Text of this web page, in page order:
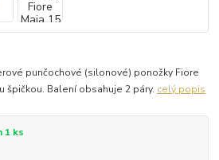
punčochové (silonové) ponožky Fiore
špičkou. Balení obsahuje 2 páry. celý popis
1 ks